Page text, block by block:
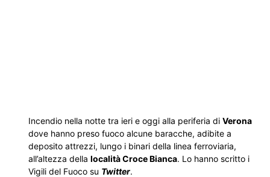
Incendio nella notte tra ieri e oggi alla periferia di Verona
dove hanno preso fuoco alcune baracche, adibite a
deposito attrezzi, lungo i binari della linea ferroviaria,
all’altezza della località Croce Bianca. Lo hanno scritto i
Vigili del Fuoco su Twitter.